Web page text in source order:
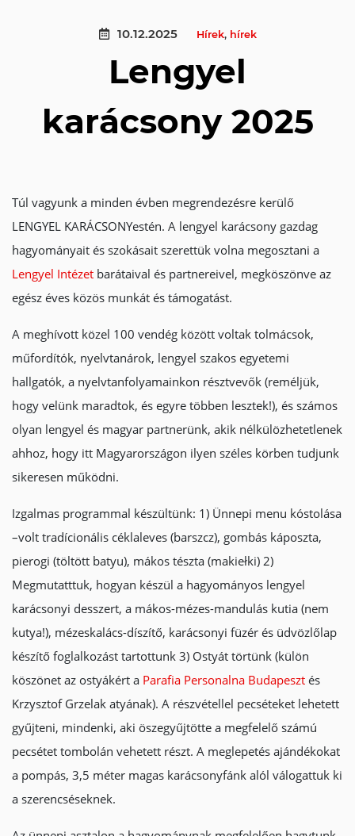
10.12.2025 Hírek, hírek
Lengyel
karácsony 2025
Túl vagyunk a minden évben megrendezésre kerülő
LENGYEL KARÁCSONYestén. A lengyel karácsony gazdag
hagyományait és szokásait szerettük volna megosztani a
Lengyel Intézet barátaival és partnereivel, megköszönve az
egész éves közös munkát és támogatást.
A meghívott közel 100 vendég között voltak tolmácsok,
műfordítók, nyelvtanárok, lengyel szakos egyetemi
hallgatók, a nyelvtanfolyamainkon résztvevők (reméljük,
hogy velünk maradtok, és egyre többen lesztek!), és számos
olyan lengyel és magyar partnerünk, akik nélkülözhetetlenek
ahhoz, hogy itt Magyarországon ilyen széles körben tudjunk
sikeresen működni.
Izgalmas programmal készültünk: 1) Ünnepi menu kóstolása
–volt tradícionális céklaleves (barszcz), gombás káposzta,
pierogi (töltött batyu), mákos tészta (makiełki) 2)
Megmutatttuk, hogyan készül a hagyományos lengyel
karácsonyi desszert, a mákos-mézes-mandulás kutia (nem
kutya!), mézeskalács-díszítő, karácsonyi füzér és üdvözlőlap
készítő foglalkozást tartottunk 3) Ostyát törtünk (külön
köszönet az ostyákért a Parafia Personalna Budapeszt és
Krzysztof Grzelak atyának). A részvétellel pecséteket lehetett
gyűjteni, mindenki, aki öszegyűjtötte a megfelelő számú
pecsétet tombolán vehetett részt. A meglepetés ajándékokat
a pompás, 3,5 méter magas karácsonyfánk alól válogattuk ki
a szerencséseknek.